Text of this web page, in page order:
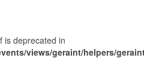
is deprecated in
views/geraint/helpers/